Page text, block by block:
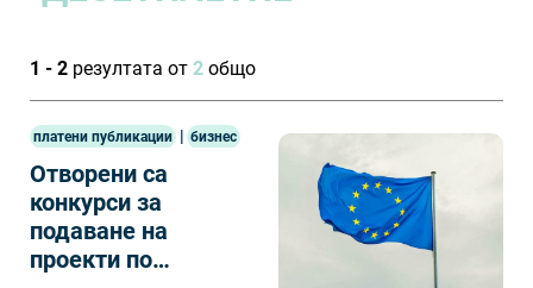
1 - 2 резултата от 2 общо
платени публикации | бизнес
Отворени са
конкурси за
подаване на
проекти по